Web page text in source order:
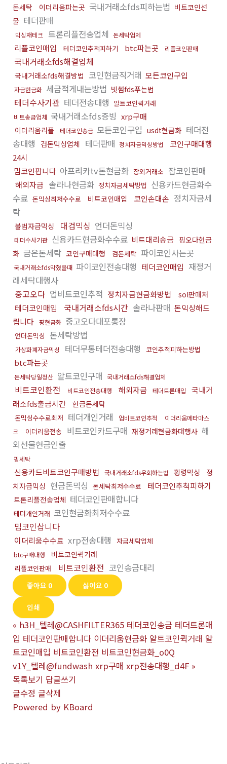
돈세탁
이더리움파는곳 국내거래소fds피하는법 비트코인선
물 테더판매
믹싱재테크 트론리플전송업체 돈세탁업체
리플코인매입 테더코인추척피하기 btc파는곳 리플코인판매
국내거래소fds해결업체
국내거래소fds해결방법 코인현금직거래 모든코인구입
자금현금화 세금적게내는방법 빗썸fds푸는법
테더수사기관 테더전송대행 알트코인퀵거래
비트송금업체 국내거래소fds증빙 xrp구매
이더리움리플 테더코인송금 모든코인구입 usdt현금화 테더전
송대행
검돈믹싱업체 테더판매 정치자금믹싱방법
코인구매대행
24시
밈코인팝니다 아프리카tv돈현금화 장외거래소 잡코인판매
해외자금 솔라나현금화 정치자금세탁방법 신용카드현금화수
수료 돈믹싱최저수수료 비트코인매입 코인손대손 정치자금세
탁
불법자금믹싱 대검믹싱 언더돈믹싱
테더수사기관 신용카드현금화수수료 비트대리송금 핑오다현금
화 금은돈세탁 코인구매대행 검돈세탁 파이코인사는곳
국내거래소fds막혔을때 파이코인전송대행 테더코인매입 재정거
래세탁대행사
중고오다 업비트코인추적 정치자금현금화방법 sol판매처
테더코인매입 국내거래소fds시간 솔라나판매 돈믹싱해드
립니다
핑현금화 중고오다대포통장
언더돈믹싱 돈세탁방법
가상화폐자금믹싱 테더무통테더전송대행 코인추적피하는방법
btc파는곳
돈세탁당일정산 알트코인구매 국내거래소fds해결업체
비트코인환전 비트코인전송대행 해외자금 테더트론매입
국내거
래소fds출금시간
현금돈세탁
돈믹싱수수료최저 테더개인거래 업비트코인추적
이더리움메타마스
크
이더리움전송 비트코인카드구매 재정거래현금화대행사 해
외선물현금인출
핑세탁
신용카드비트코인구매방법 국내거래소fds우회하는법 횡령믹싱
정
치자금믹싱 현금돈믹싱 돈세탁최저수수료 테더코인추척피하기
트론리플전송업체 테더코인판매합니다
테더개인거래 코인현금화최저수수료
밈코인삽니다
이더리움수수료 xrp전송대행 자금세탁업체
btc구매대행 비트코인퀵거래
리플코인판매 비트코인환전 코인송금대리
좋아요 0 싫어요 0
인쇄
« h3H_텔레@CASHFILTER365 테더코인송금 테더트론매
입 테더코인판매합니다 이더리움현금화 알트코인퀵거래 알
트코인매입 비트코인환전 비트코인현금화_o0Q
v1Y_텔레@fundwash xrp구매 xrp전송대행_d4F »
목록보기 답글쓰기
글수정 글삭제
Powered by KBoard